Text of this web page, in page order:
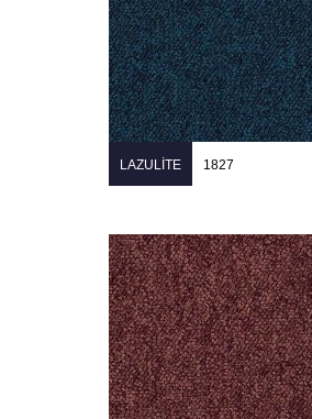
LAZULITE 1827